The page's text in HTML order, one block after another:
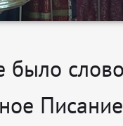
было